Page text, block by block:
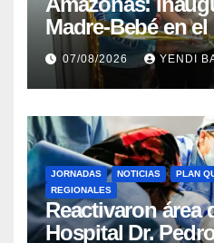
Madre-Bebé en
del Aeropuerto
Rincón
07/08/2026 YENDI
JORNADAS NOTICIAS
PLAN
REGIONALES
Reactivaron área
Hospital Dr.